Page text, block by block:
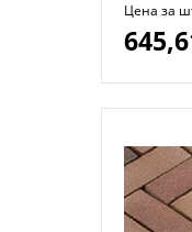
Цена за